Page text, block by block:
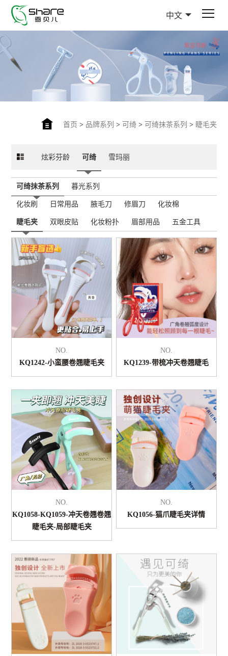
中文
首页 > 品牌系列 > 可绮> 可绮抹茶系列 > 睫毛夹
炫彩芬龄 可绮 雪玛丽
可绮抹茶系列 暮光系列
化妆刷 日常用品 腋毛刀 修眉刀 化妆棉
睫毛夹 双眼皮贴 化妆粉扑 眉部用品 五金工具
NO.
KQ1242-小蛮腰卷翘睫毛夹
NO.
KQ1239-带梳冲天卷翘睫毛
NO.
KQ1058-KQ1059-冲天卷翘卷翘
睫毛夹-局部睫毛夹
NO.
KQ1056-猫爪睫毛夹详情